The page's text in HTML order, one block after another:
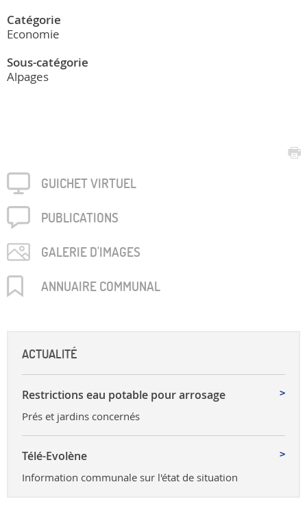
Catégorie
Economie
Sous-catégorie
Alpages
GUICHET VIRTUEL
PUBLICA­TIONS
GALERIE D'IMAGES
ANNUAIRE COMMUNAL
ACTUALITÉ
Restrictions eau potable pour arrosage
Prés et jardins concernés
Télé-Evolène
Information communale sur l'état de situation